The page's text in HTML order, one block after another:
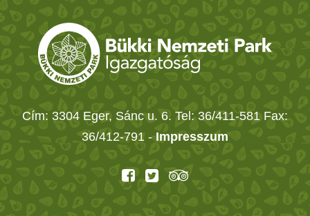
Cím: 3304 Eger, Sánc u. 6. Tel: 36/411-581 Fax:
36/412-791 - Impresszum